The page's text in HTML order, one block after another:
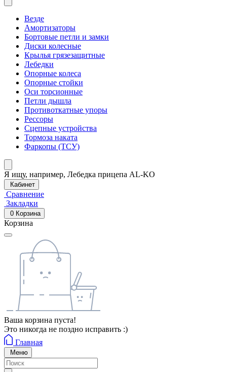
Везде
Амортизаторы
Бортовые петли и замки
Диски колесные
Крылья грязезащитные
Лебедки
Опорные колеса
Опорные стойки
Оси торсионные
Петли дышла
Противоткатные упоры
Рессоры
Сцепные устройства
Тормоза наката
Фаркопы (ТСУ)
Я ищу, например, Лебедка прицепа AL-KO
Кабинет
Сравнение
Закладки
0 Корзина
Корзина
Ваша корзина пуста!
Это никогда не поздно исправить :)
Главная
Меню